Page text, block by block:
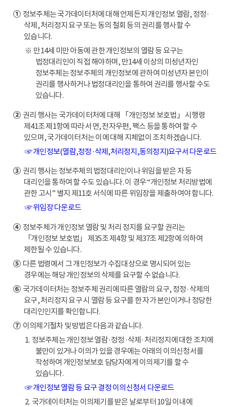
①정보주체는 국가데이터처에 대해 언제든지 개인정보 열람, 정정·
삭제, 처리정지 요구 또는 동의 철회 등의 권리를 행사할 수
있습니다.
※ 만14세 미만 아동에 관한 개인정보의 열람 등 요구는
법정대리인이 직접 해야하며, 만14세 이상의 미성년자인
정보주체는 정보주체의 개인정보에 관하여 미성년자 본인이
권리를 행사하거나 법정대리인을 통하여 권리를 행사할 수도
있습니다.
②권리 행사는 국가데이터처에 대해 「개인정보 보호법」 시행령
제41조 제1항에 따라 서면, 전자우편, 팩스 등을 통하여 할 수
있으며, 국가데이터처는 이에 대해 지체없이 조치하겠습니다.
☞ 개인정보(열람,정정·삭제,처리정지,동의정지)요구서 다운로드
③권리 행사는 정보주체의 법정대리인이나 위임을 받은 자 등
대리인을 통하여 할 수도 있습니다. 이 경우 “개인정보 처리방법에
관한 고시” 별지 제11호 서식에 따른 위임장을 제출하여야 합니다.
☞ 위임장 다운로드
④정보주체가 개인정보 열람 및 처리 정지를 요구할 권리는
「개인정보 보호법」 제35조 제4항 및 제37조 제2항에 의하여
제한될 수 있습니다.
⑤다른 법령에서 그 개인정보가 수집대상으로 명시되어 있는
경우에는 해당 개인정보의 삭제를 요구할 수 없습니다.
⑥국가데이터처는 정보주체 권리에 따른 열람의 요구, 정정·삭제의
요구, 처리정지 요구 시 열람 등 요구를 한 자가 본인이거나 정당한
대리인인지를 확인합니다.
⑦이의제기절차 및 방법은 다음과 같습니다.
1. 정보주체는 개인정보 열람·정정·삭제·처리정지에 대한 조치에
불만이 있거나 이의가 있을 경우에는 아래의 이의신청서를
작성하여 개인정보보호 담당자에게 이의제기를 할 수
있습니다.
☞ 개인정보 열람 등 요구 결정 이의신청서 다운로드
2. 국가데이터처는 이의제기를 받은 날로부터 10일 이내에